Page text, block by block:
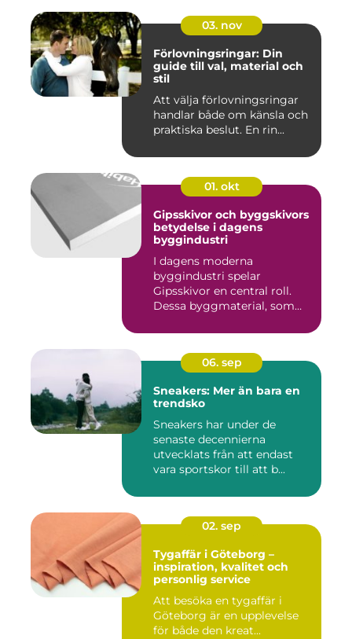
03. nov
Förlovningsringar: Din
guide till val, material och
stil
Att välja förlovningsringar
handlar både om känsla och
praktiska beslut. En rin...
01. okt
Gipsskivor och byggskivors
betydelse i dagens
byggindustri
I dagens moderna
byggindustri spelar
Gipsskivor en central roll.
Dessa byggmaterial, som
06. sep
Sneakers: Mer än bara en
trendsko
Sneakers har under de
senaste decennierna
utvecklats från att endast
vara sportskor till att b...
02. sep
Tygaffär i Göteborg –
inspiration, kvalitet och
personlig service
Att besöka en tygaffär i
Göteborg är en upplevelse
för både den kreat...